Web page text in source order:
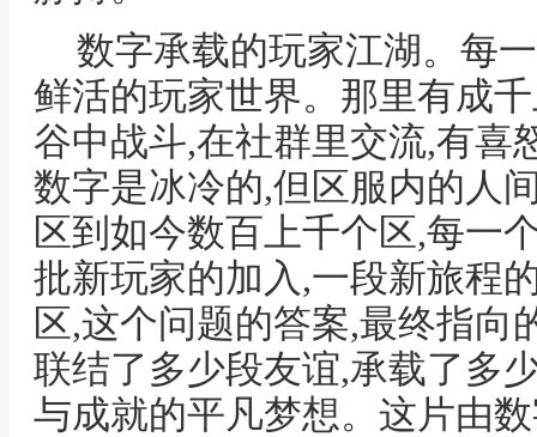
数字承载的玩家江湖。每
鲜活的玩家世界。那里有成
谷中战斗,在社群里交流,有喜
数字是冰冷的,但区服内的人
区到如今数百上千个区,每一
批新玩家的加入,一段新旅程
区,这个问题的答案,最终指向
联结了多少段友谊,承载了多
与成就的平凡梦想。这片由